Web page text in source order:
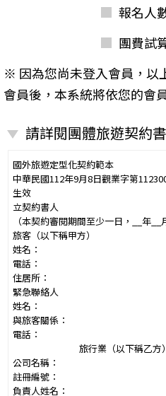
報名人
團費試
※ 因為您尚未登入會員，以
會員後，本系統將依您的會
請詳閱團體旅遊契約書
國外旅遊定型化契約範本
中華民國112年9月8日觀業字第
生效
立契約書人
（本契約審閱期間至少一日，__年__
旅客（以下稱甲方）
姓名：
電話：
住居所：
緊急聯絡人
姓名：
與旅客關係：
電話：
旅行業（以下稱乙方）
公司名稱：
註冊編號：
負責人姓名：